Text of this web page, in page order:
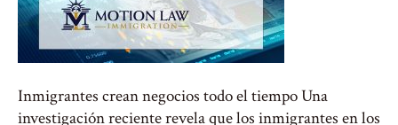
Inmigrantes crean negocios todo el tiempo Una
investigación reciente revela que los inmigrantes en los